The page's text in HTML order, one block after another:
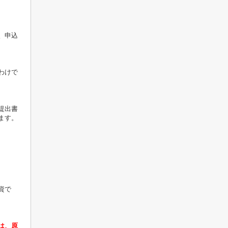
申込
けで
出書
。
で
、原